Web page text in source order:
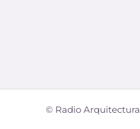
© Radio Arquitectura